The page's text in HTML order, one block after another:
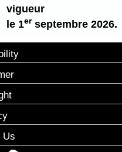
vigueur
le 1erseptembre 2026.
Us